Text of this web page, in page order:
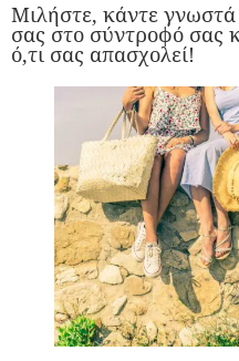
Μιλήστε, κάντε γνωστά
σας στο σύντροφό σας
ό,τι σας απασχολεί!